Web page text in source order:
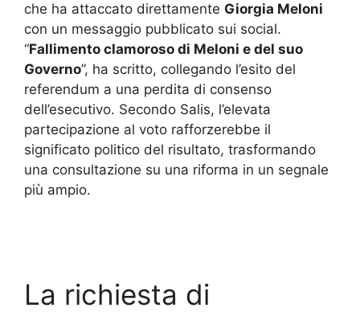
che ha attaccato direttamente Giorgia Meloni
con un messaggio pubblicato sui social.
“Fallimento clamoroso di Meloni e del suo
Governo”, ha scritto, collegando l’esito del
referendum a una perdita di consenso
dell’esecutivo. Secondo Salis, l’elevata
partecipazione al voto rafforzerebbe il
significato politico del risultato, trasformando
una consultazione su una riforma in un segnale
più ampio.
La richiesta di